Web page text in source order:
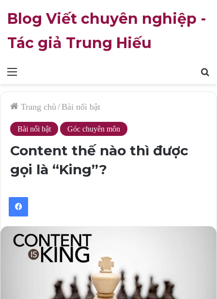
Mục
Blog Viết chuyên nghiệp -
Tác giả Trung Hiếu
Trang chủ/Bài nổi bật
Bài nổi bật Góc chuyên môn
Content thế nào thì được
gọi là “King”?